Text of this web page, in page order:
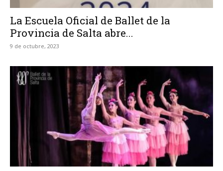
La Escuela Oficial de Ballet de la
Provincia de Salta abre...
9 de octubre, 2023